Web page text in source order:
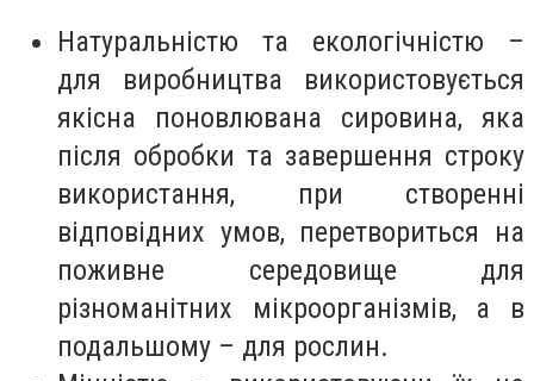
Натуральністю та екологічністю –
для виробництва використовується
якісна поновлювана сировина, яка
після обробки та завершення строку
використання, при створенні
відповідних умов, перетвориться на
поживне середовище для
різноманітних мікроорганізмів, а в
подальшому – для рослин.